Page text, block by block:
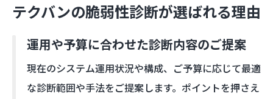
テクバンの脆弱性診断が選ばれる理由
運用や予算に合わせた診断内容のご提案
現在のシステム運用状況や構成、ご予算に応じて最適
な診断範囲や手法をご提案します。ポイントを押さえ